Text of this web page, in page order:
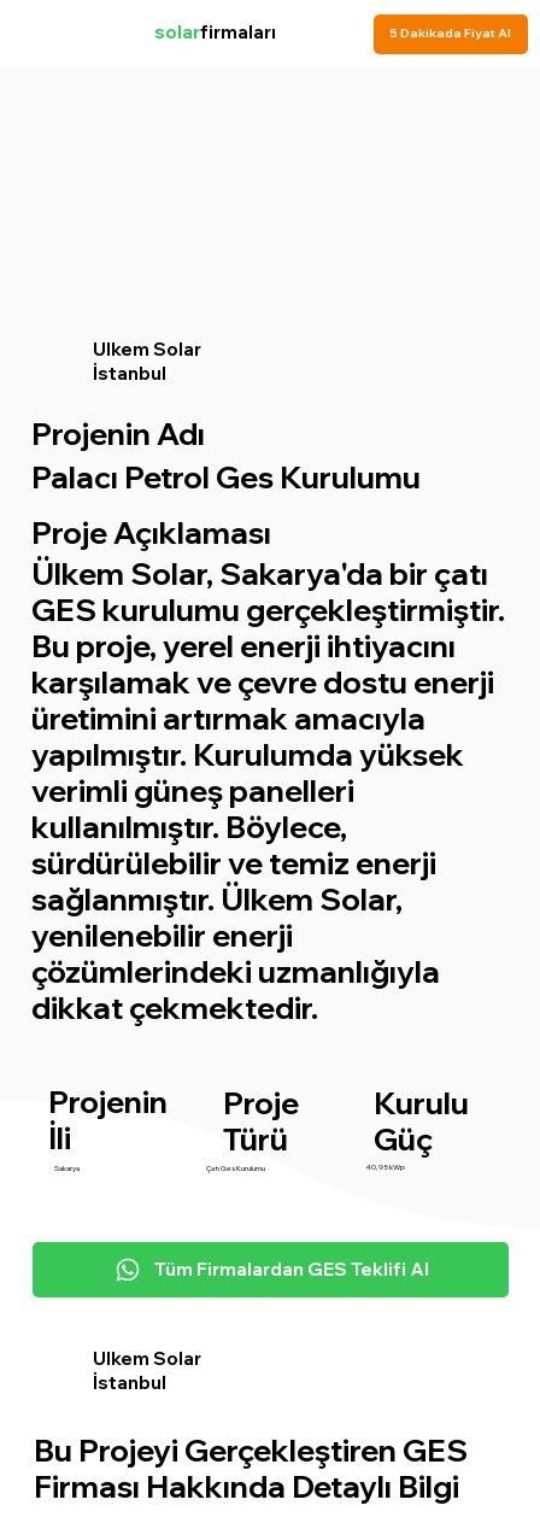
solarfirmaları 5 Dakikada Fiyat Al
Ulkem Solar
İstanbul
Projenin Adı
Palacı Petrol Ges Kurulumu
Proje Açıklaması
Ülkem Solar, Sakarya'da bir çatı
GES kurulumu gerçekleştirmiştir.
Bu proje, yerel enerji ihtiyacını
karşılamak ve çevre dostu enerji
üretimini artırmak amacıyla
yapılmıştır. Kurulumda yüksek
verimli güneş panelleri
kullanılmıştır. Böylece,
sürdürülebilir ve temiz enerji
sağlanmıştır. Ülkem Solar,
yenilenebilir enerji
çözümlerindeki uzmanlığıyla
dikkat çekmektedir.
Projenin
İli
Sakarya
Proje
Türü
Çatı Ges Kurulumu
Kurulu
Güç
40,95 kWp
Tüm Firmalardan GES Teklifi Al
Ulkem Solar
İstanbul
Bu Projeyi Gerçekleştiren GES
Firması Hakkında Detaylı Bilgi